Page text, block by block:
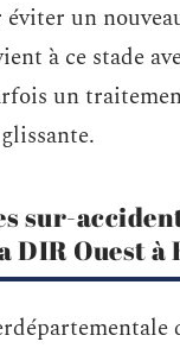
un
à ce stade
un
sur-
DIR Ouest à